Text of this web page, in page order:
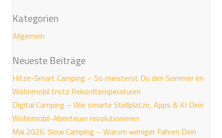
Kategorien
Allgemein
Neueste Beiträge
Hitze-Smart Camping – So meisterst Du den Sommer im
Wohnmobil trotz Rekordtemperaturen
Digital Camping – Wie smarte Stellplätze, Apps & KI Dein
Wohnmobil-Abenteuer revolutionieren
Mai 2026: Slow Camping – Warum weniger Fahren Dein